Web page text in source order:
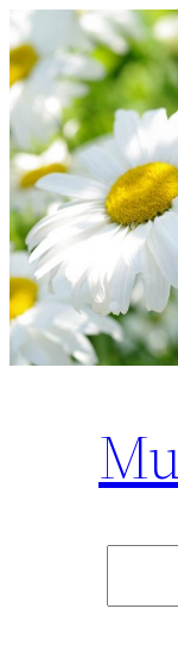
Перейти
к
содержимому